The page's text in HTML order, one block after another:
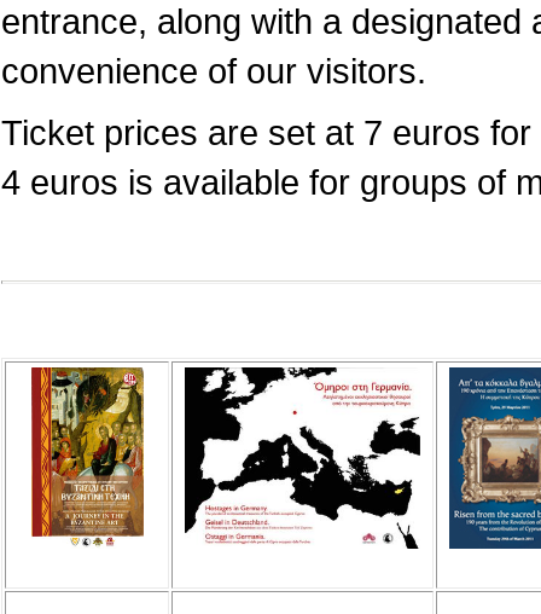
entrance, along with a
convenience of our visitors.
Ticket prices are set at 7 euros
4 euros is available for groups of